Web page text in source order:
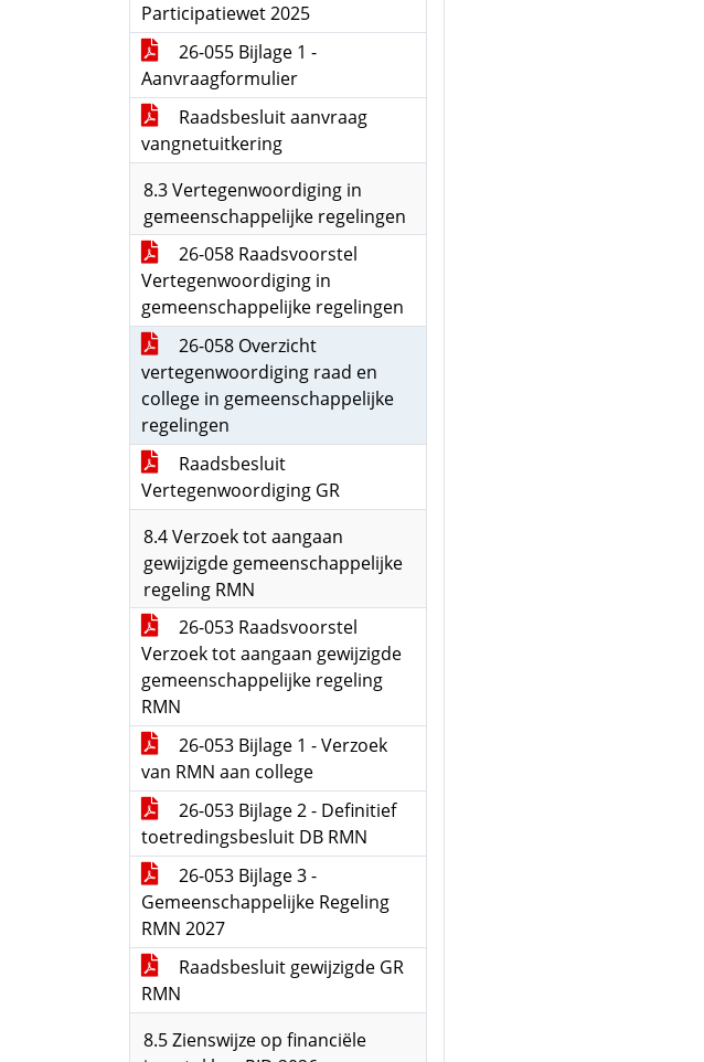
Participatiewet 2025
26-055 Bijlage 1 -
Aanvraagformulier
Raadsbesluit aanvraag
vangnetuitkering
8.3 Vertegenwoordiging in
gemeenschappelijke regelingen
26-058 Raadsvoorstel
Vertegenwoordiging in
gemeenschappelijke regelingen
26-058 Overzicht
vertegenwoordiging raad en
college in gemeenschappelijke
regelingen
Raadsbesluit
Vertegenwoordiging GR
8.4 Verzoek tot aangaan
gewijzigde gemeenschappelijke
regeling RMN
26-053 Raadsvoorstel
Verzoek tot aangaan gewijzigde
gemeenschappelijke regeling
RMN
26-053 Bijlage 1 - Verzoek
van RMN aan college
26-053 Bijlage 2 - Definitief
toetredingsbesluit DB RMN
26-053 Bijlage 3 -
Gemeenschappelijke Regeling
RMN 2027
Raadsbesluit gewijzigde GR
RMN
8.5 Zienswijze op financiële